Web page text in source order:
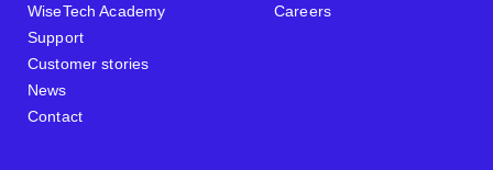
WiseTech Academy
Support
Customer stories
News
Contact
Careers